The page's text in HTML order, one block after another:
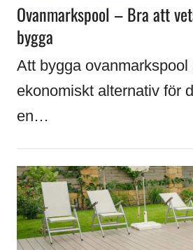
Ovanmarkspool – Bra att
bygga
Att bygga ovanmarkspool
ekonomiskt alternativ för
en…